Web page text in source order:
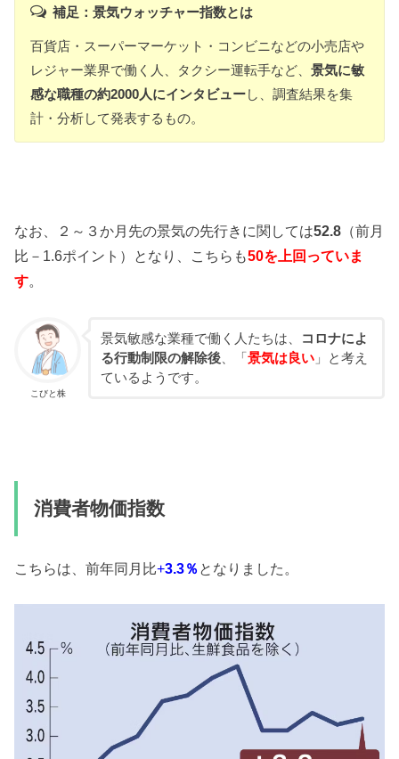
補足：景気ウォッチャー指数とは
百貨店・スーパーマーケット・コンビニなどの小売店や
レジャー業界で働く人、タクシー運転手など、景気に敏
感な職種の約2000人にインタビューし、調査結果を集
計・分析して発表するもの。
なお、２～３か月先の景気の先行きに関しては52.8 （前月
比－1.6ポイント）となり、こちらも50を上回っていま
す。
こびと株
景気敏感な業種で働く人たちは、
コロナによ
る行動制限の解除後、「 景気は良い」と考え
ているようです。
消費者物価指数
こちらは、前年同月比+3.3％ となりました。